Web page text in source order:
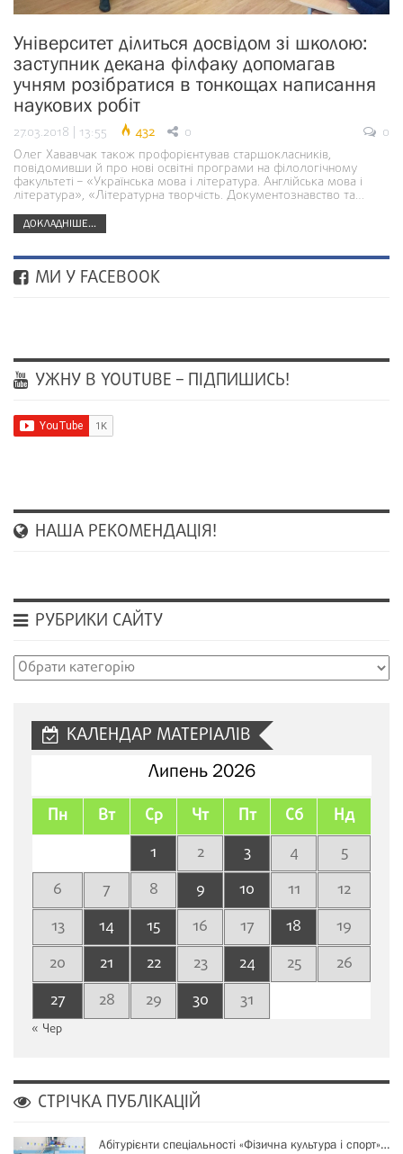
Університет ділиться досвідом зі школою:
заступник декана філфаку допомагав
учням розібратися в тонкощах написання
наукових робіт
27.03.2018 | 13:55 432 0
0
Олег Хававчак також профорієнтував старшокласників,
повідомивши й про нові освітні програми на філологічному
факультеті – «Українська мова і література. Англійська мова і
література», «Літературна творчість. Документознавство та…
ДОКЛАДНІШЕ...
МИ У FACEBOOK
УЖНУ В YOUTUBE – ПІДПИШИСЬ!
НАША РЕКОМЕНДАЦІЯ!
РУБРИКИ САЙТУ
Рубрики
КАЛЕНДАР МАТЕРІАЛІВ
Липень 2026
Пн Вт Ср Чт Пт Сб Нд
1 2 3 4
5
6
7 8 9 10 11
12
13
14 15 16 17 18
19
20
21 22 23 24 25
26
27
28 29 30 31
« Чер
СТРІЧКА ПУБЛІКАЦІЙ
Абітурієнти спеціальності «Фізична культура і спорт»…